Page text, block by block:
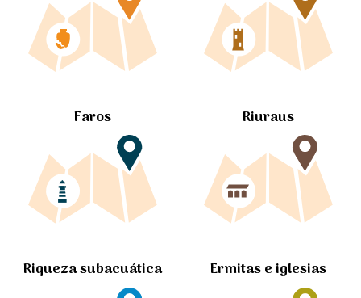
Faros Riuraus
Riqueza subacuática Ermitas e iglesias